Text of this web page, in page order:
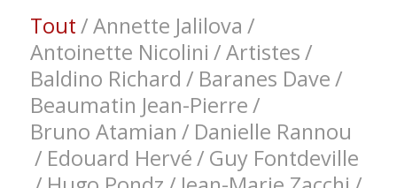
Tout/Annette Jalilova /
Antoinette Nicolini /Artistes/
Baldino Richard / Baranes Dave/
Beaumatin Jean-Pierre/
Bruno Atamian / Danielle Rannou
/ Edouard Hervé/ Guy Fontdeville